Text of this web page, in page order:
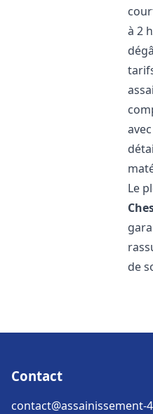
à 2
Le
de
Contact
contact@assainissement-